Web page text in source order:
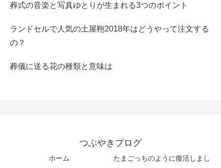
葬式の音楽と写真ゆとりが生まれる3つのポイント
ランドセルで人気の土屋鞄2018年はどうやって注文する
の？
葬儀に送る花の種類と意味は
つぶやきブログ
ホーム
たまごっちのように復活しまし